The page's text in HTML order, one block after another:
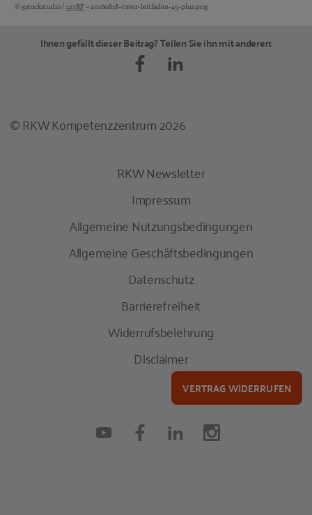
Bildquellen und Copyright-Hinweise
© gstockstudio / 123RF– 20160818-cover-leitfaden-45-plus.png
Ihnen gefällt dieser Beitrag? Teilen Sie ihn mit anderen:
© RKW Kompetenzzentrum 2026
RKW Newsletter
Impressum
Allgemeine Nutzungsbedingungen
Allgemeine Geschäftsbedingungen
Datenschutz
Barrierefreiheit
Widerrufsbelehrung
Disclaimer
VERTRAG WIDERRUFEN